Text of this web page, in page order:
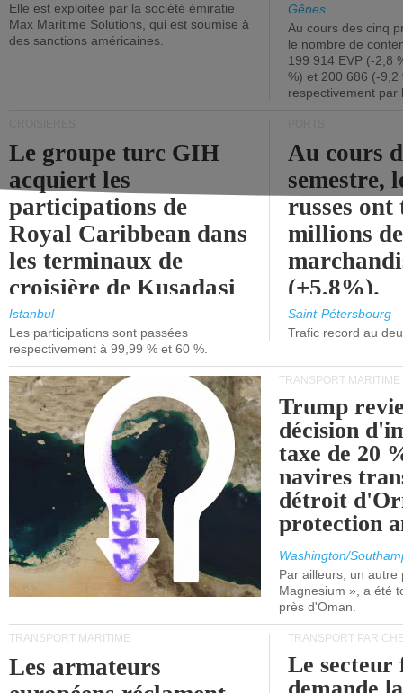
Elle est exploitée par la société émiratie
Max Maritime Solutions, qui est soumise à
des sanctions américaines.
Gênes
Au cours des cinq
le nombre de
199 914 EVP (-2,8
%) et 200 686 (-9,2
respectivement par
Le groupe turc GIH
acquiert les
participations de
Royal Caribbean dans
les terminaux de
croisière de Kusadasi
et de Lisbonne.
Istanbul
Les participations sont passées
respectivement à 99,99 % et 60 %.
Au cours
semestre,
russes
millions
(+5,8%).
Saint-Pétersbourg
Trafic record au
TRANSPORT MARITIME
Trump
décision
taxe de 20
navires
détroit
protection
Washington/
Par ailleurs, un autre
Magnesium », a été
près d'Oman.
TRANSPORT MARITIME
Les armateurs
TRANSPORT PAR
Le